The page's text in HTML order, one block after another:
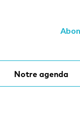
Notre agenda